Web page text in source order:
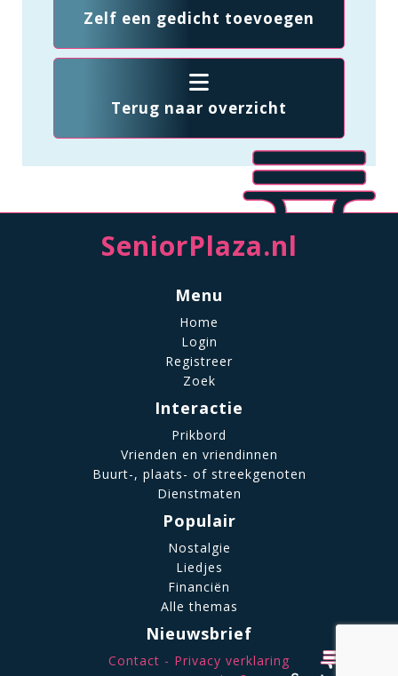
Zelf een gedicht toevoegen
Terug naar overzicht
SeniorPlaza.nl
Menu
Home
Login
Registreer
Zoek
Interactie
Prikbord
Vrienden en vriendinnen
Buurt-, plaats- of streekgenoten
Dienstmaten
Populair
Nostalgie
Liedjes
Financiën
Alle themas
Nieuwsbrief
Contact
Privacy verklaring